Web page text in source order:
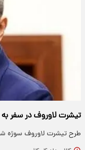
تیشرت لاوروف در سفر
طرح تیشرت لاوروف سوژه